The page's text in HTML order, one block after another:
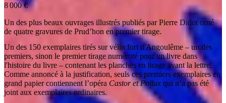
8 000€
Un des plus beaux ouvrages illustrés publiés par Pierre Didot orné
de quatre gravures de Prud’hon en premier tirage.
Un des 150 exemplaires tirés sur vélin fort d'Angoulême – un des
premiers, sinon le premier tirage numéroté pour un livre dans
l'histoire du livre – contenant les planches en tirage avant la lettre.
Comme annoncé à la justification, seuls ces premiers exemplaires en
grand papier contiennent l’opéra Castor et Pollux qui n’a pas été
joint aux exemplaires ordinaires.